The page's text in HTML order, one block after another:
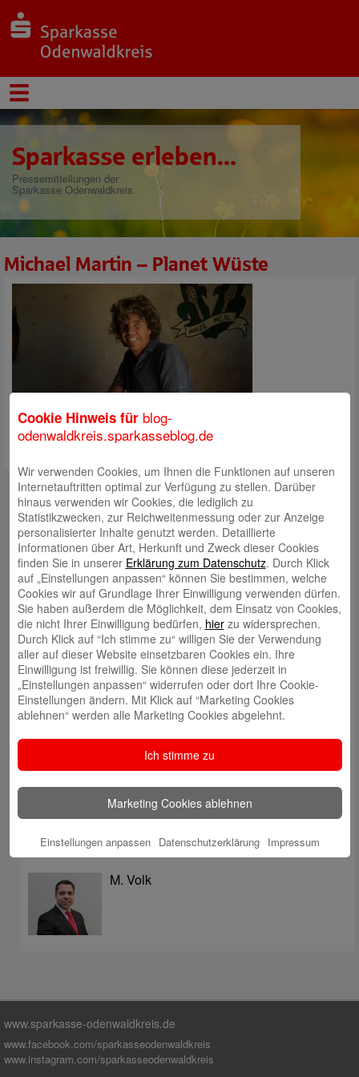
Sparkasse erleben...
Pressemitteilungen der
Sparkasse Odenwaldkreis
Michael Martin – Planet Wüste
Kontakt
mail@sparkasse-odenwaldkreis.de
Telefon: 06062 500
Auch per WhatsApp erreichbar!
Neueste Beiträge
Sparkassen Kino Open-Air-Sommer 2026 startet
Öffnungszeiten der Sparkasse zum Wiesenmarkt
Herausragende Vertriebsleistung in Jahr 2025: Team
des ImmobilienCenter der Sparkasse Odenwaldkreis
überzeugt mit Kompetenz, Service und Erfolgsbilanz
Digitale Apotheke in der Sparkassen-Geschäftsstelle
Fränkisch-Crumbach eröffnet
Sparkasse stärkt das soziale Miteinander im
Odenwaldkreis
Autoren
M. Volk
www.sparkasse-odenwaldkreis.de
www.facebook.com/sparkasseodenwaldkreis
www.instagram.com/sparkasseodenwaldkreis
Cookie Hinweis für blog-
odenwaldkreis.sparkasseblog.de
Wir verwenden Cookies, um Ihnen die Funktionen auf unseren
Internetauftritten optimal zur Verfügung zu stellen. Darüber
hinaus verwenden wir Cookies, die lediglich zu
Statistikzwecken, zur Reichweitenmessung oder zur Anzeige
personalisierter Inhalte genutzt werden. Detaillierte
Informationen über Art, Herkunft und Zweck dieser Cookies
finden Sie in unserer Erklärung zum Datenschutz. Durch Klick
auf „Einstellungen anpassen“ können Sie bestimmen, welche
Cookies wir auf Grundlage Ihrer Einwilligung verwenden dürfen.
Sie haben außerdem die Möglichkeit, dem Einsatz von Cookies,
die nicht Ihrer Einwilligung bedürfen, hierzu widersprechen.
Durch Klick auf “Ich stimme zu“ willigen Sie der Verwendung
aller auf dieser Website einsetzbaren Cookies ein. Ihre
Einwilligung ist freiwillig. Sie können diese jederzeit in
„Einstellungen anpassen“ widerrufen oder dort Ihre Cookie-
Einstellungen ändern. Mit Klick auf “Marketing Cookies
ablehnen“ werden alle Marketing Cookies abgelehnt.
Ich stimme zu
Marketing Cookies ablehnen
Einstellungen anpassen Datenschutzerklärung Impressum